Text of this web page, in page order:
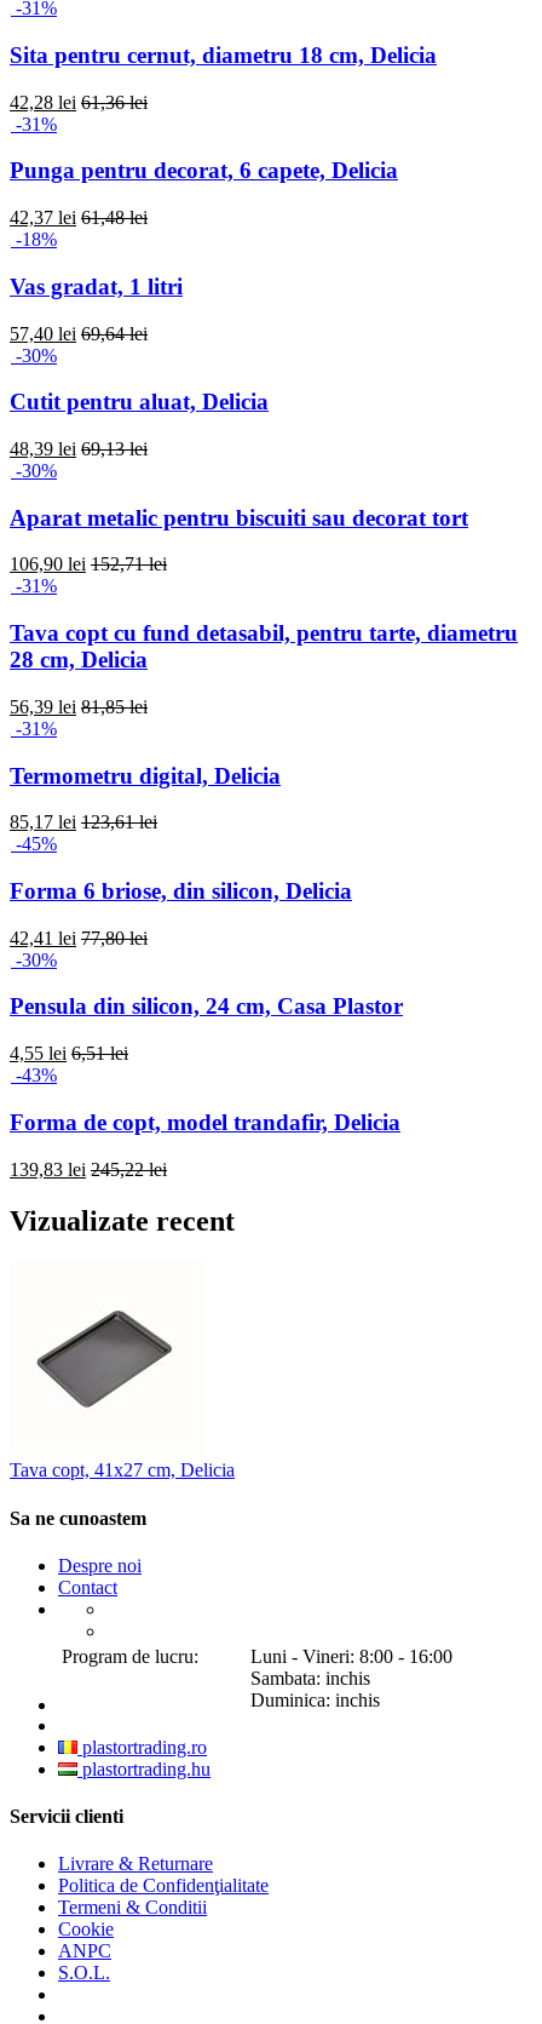
-31%
Sita pentru cernut, diametru 18 cm, Delicia
42,28 lei 61,36 lei
-31%
Punga pentru decorat, 6 capete, Delicia
42,37 lei 61,48 lei
-18%
Vas gradat, 1 litri
57,40 lei 69,64 lei
-30%
Cutit pentru aluat, Delicia
48,39 lei 69,13 lei
-30%
Aparat metalic pentru biscuiti sau decorat tort
106,90 lei 152,71 lei
-31%
Tava copt cu fund detasabil, pentru tarte, diametru
28 cm, Delicia
56,39 lei 81,85 lei
-31%
Termometru digital, Delicia
85,17 lei 123,61 lei
-45%
Forma 6 briose, din silicon, Delicia
42,41 lei 77,80 lei
-30%
Pensula din silicon, 24 cm, Casa Plastor
4,55 lei 6,51 lei
-43%
Forma de copt, model trandafir, Delicia
139,83 lei 245,22 lei
Vizualizate recent
Tava copt, 41x27 cm, Delicia
Sa ne cunoastem
Despre noi
Contact
Program de lucru:
Luni - Vineri: 8:00 - 16:00
Sambata: inchis
Duminica: inchis
plastortrading.ro
plastortrading.hu
Servicii clienti
Livrare & Returnare
Politica de Confidenţialitate
Termeni & Conditii
Cookie
ANPC
S.O.L.